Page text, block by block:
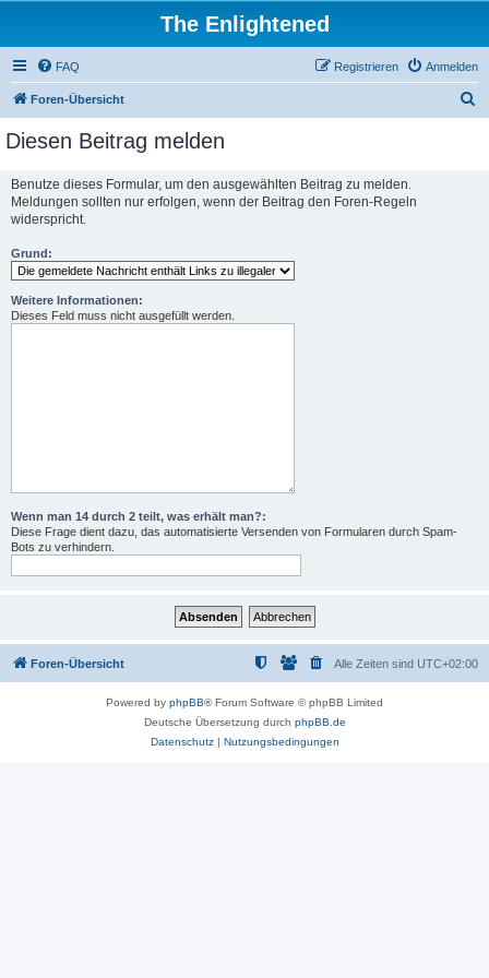
The Enlightened
FAQ Anmelden
Registrieren
Foren-Übersicht
Diesen Beitrag melden
Benutze dieses Formular, um den ausgewählten Beitrag zu melden.
Meldungen sollten nur erfolgen, wenn der Beitrag den Foren-Regeln
widerspricht.
Grund:
Weitere Informationen:
Dieses Feld muss nicht ausgefüllt werden.
Wenn man 14 durch 2 teilt, was erhält man?:
Diese Frage dient dazu, das automatisierte Versenden von Formularen durch Spam-
Bots zu verhindern.
Foren-Übersicht Alle Zeiten sind UTC+02:00
Powered by phpBB® Forum Software © phpBB Limited
Deutsche Übersetzung durch phpBB.de
Datenschutz| Nutzungsbedingungen